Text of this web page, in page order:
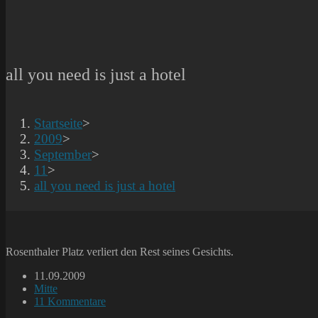
all you need is just a hotel
Startseite>
2009>
September>
11 >
all you need is just a hotel
Rosenthaler Platz verliert den Rest seines Gesichts.
Beitrag
veröffentlicht:
11.09.2009
Beitrags-
Kategorie:
Mitte
Beitrags-
11 Kommentare